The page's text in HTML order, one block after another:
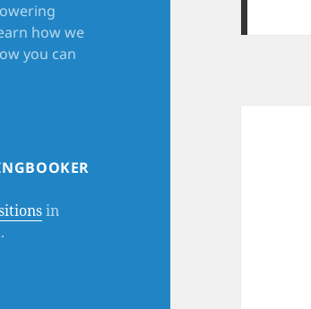
how we
you can
in